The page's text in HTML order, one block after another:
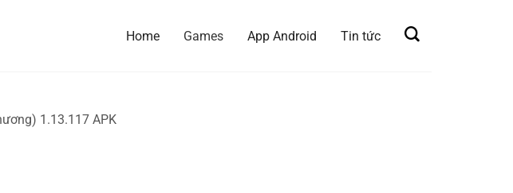
Home Games App Android Tin tức
1.13.117 APK